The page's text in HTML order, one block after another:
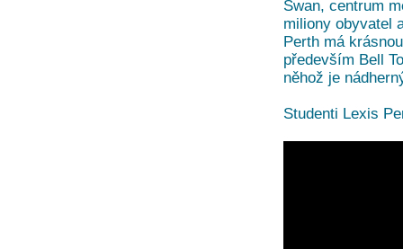
Swan, centrum
miliony obyvatel
Perth má
především Bell
něhož je
Studenti Lexis